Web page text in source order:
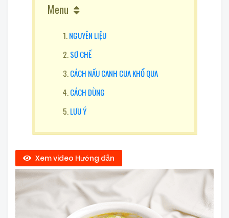
Menu
NGUYÊN LIỆU
SƠ CHẾ
CÁCH NẤU CANH CUA KHỔ QUA
CÁCH DÙNG
LƯU Ý
Xem video Hướng dẫn